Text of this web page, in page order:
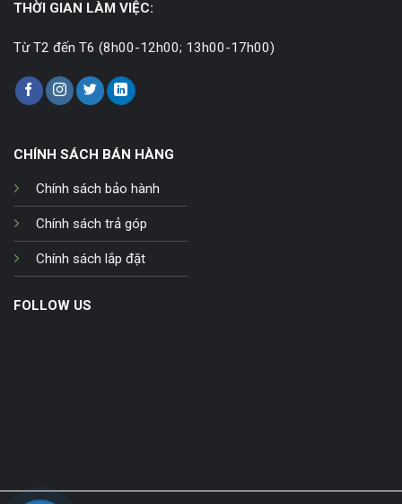
THỜI GIAN LÀM VIỆC:
Từ T2 đến T6 (8h00-12h00; 13h00-17h00)
CHÍNH SÁCH BÁN HÀNG
Chính sách bảo hành
Chính sách trả góp
Chính sách lắp đặt
FOLLOW US